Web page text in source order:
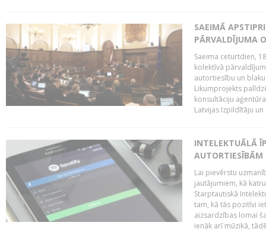
SAEIMĀ
PĀRVALDĪJUMA
Saeima ceturtdien,
kolektīvā
autortiesību un
Likumprojekts
konsultāciju
Latvijas Izpildītāju
INTELEKTUĀLĀ
Lai pievērstu
jautājumiem, kā
Starptautiskā
tam, kā tās pozitīvi
aizsardzības lomai
ienāk arī mūzikā,